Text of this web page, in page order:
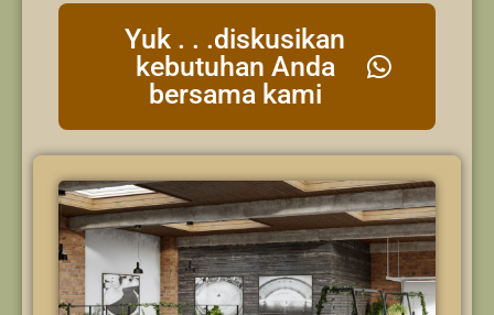
Yuk . . .diskusikan
kebutuhan Anda
bersama kami